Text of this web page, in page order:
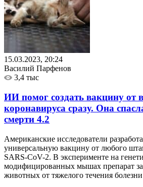
15.03.2023, 20:24
Василий Парфенов
3,4 тыс
ИИ помог создать вакцину от
коронавируса сразу. Она
смерти 4.2
Американские исследователи
универсальную вакцину от любого
SARS-CoV-2. В эксперименте на
модифицированных мышах препарат
животных от тяжелого течения